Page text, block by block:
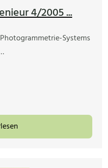
4/2005 ...
Systems